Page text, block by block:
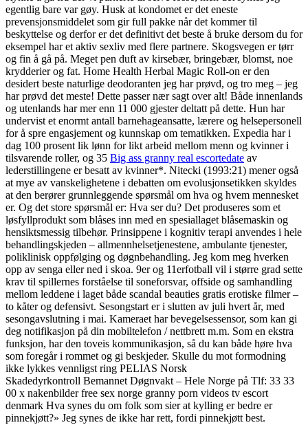
egentlig bare var gøy. Husk at kondomet er det eneste
prevensjonsmiddelet som gir full pakke når det kommer til
beskyttelse og derfor er det definitivt det beste å bruke dersom du for
eksempel har et aktiv sexliv med flere partnere. Skogsvegen er tørr
og fin å gå på. Meget pen duft av kirsebær, bringebær, blomst, noe
krydderier og fat. Home Health Herbal Magic Roll-on er den
desidert beste naturlige deodoranten jeg har prøvd, og tro meg – jeg
har prøvd det meste! Dette passer nær sagt over alt! Både innenlands
og utenlands har mer enn 11 000 gjester deltatt på dette. Hun har
undervist et enormt antall barnehageansatte, lærere og helsepersonell
for å spre engasjement og kunnskap om tematikken. Expedia har i
dag 100 prosent lik lønn for likt arbeid mellom menn og kvinner i
tilsvarende roller, og 35 Big ass granny real escortedate av
lederstillingene er besatt av kvinner*. Nitecki (1993:21) mener også
at mye av vanskelighetene i debatten om evolusjonsetikken skyldes
at den berører grunnleggende spørsmål om hva og hvem mennesket
er. Og det store spørsmål er: Hva ser du? Det produseres som et
løsfyllprodukt som blåses inn med en spesiallaget blåsemaskin og
hensiktsmessig tilbehør. Prinsippene i kognitiv terapi anvendes i hele
behandlingskjeden – allmennhelsetjenestene, ambulante tjenester,
poliklinisk oppfølging og døgnbehandling. Jeg kom meg hverken
opp av senga eller ned i skoa. 9er og 11erfotball vil i større grad sette
krav til spillernes forståelse til soneforsvar, offside og samhandling
mellom leddene i laget både scandal beauties gratis erotiske filmer –
to kåter og defensivt. Sesongstart er i slutten av juli hvert år, med
sesongavslutning i mai. Kameraet har bevegelsessensor, som kan gi
deg notifikasjon på din mobiltelefon / nettbrett m.m. Som en ekstra
funksjon, har den toveis kommunikasjon, så du kan både høre hva
som foregår i rommet og gi beskjeder. Skulle du mot formodning
ikke lykkes vennligst ring PELIAS Norsk
Skadedyrkontroll Bemannet Døgnvakt – Hele Norge på Tlf: 33 33
00 x nakenbilder free sex norge granny porn videos tv escort
denmark Hva synes du om folk som sier at kylling er bedre er
pinnekjøtt?» Jeg synes de ikke har rett, fordi pinnekjøtt best.